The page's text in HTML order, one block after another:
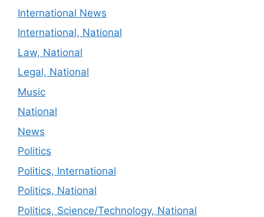
International News
International, National
Law, National
Legal, National
Music
National
News
Politics
Politics, International
Politics, National
Politics, Science/Technology, National